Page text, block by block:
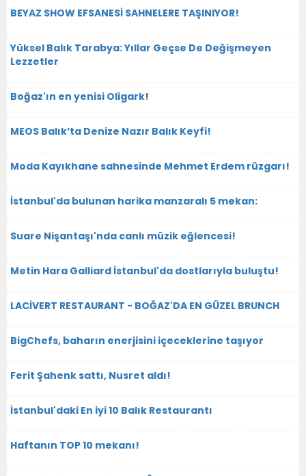
BEYAZ SHOW EFSANESİ SAHNELERE TAŞINIYOR!
Yüksel Balık Tarabya: Yıllar Geçse De Değişmeyen
Lezzetler
Boğaz'ın en yenisi Oligark!
MEOS Balık’ta Denize Nazır Balık Keyfi!
Moda Kayıkhane sahnesinde Mehmet Erdem rüzgarı!
İstanbul'da bulunan harika manzaralı 5 mekan:
Suare Nişantaşı'nda canlı müzik eğlencesi!
Metin Hara Galliard İstanbul'da dostlarıyla buluştu!
LACİVERT RESTAURANT - BOĞAZ'DA EN GÜZEL BRUNCH
BigChefs, baharın enerjisini içeceklerine taşıyor
Ferit Şahenk sattı, Nusret aldı!
İstanbul'daki En iyi 10 Balık Restaurantı
Haftanın TOP 10 mekanı!